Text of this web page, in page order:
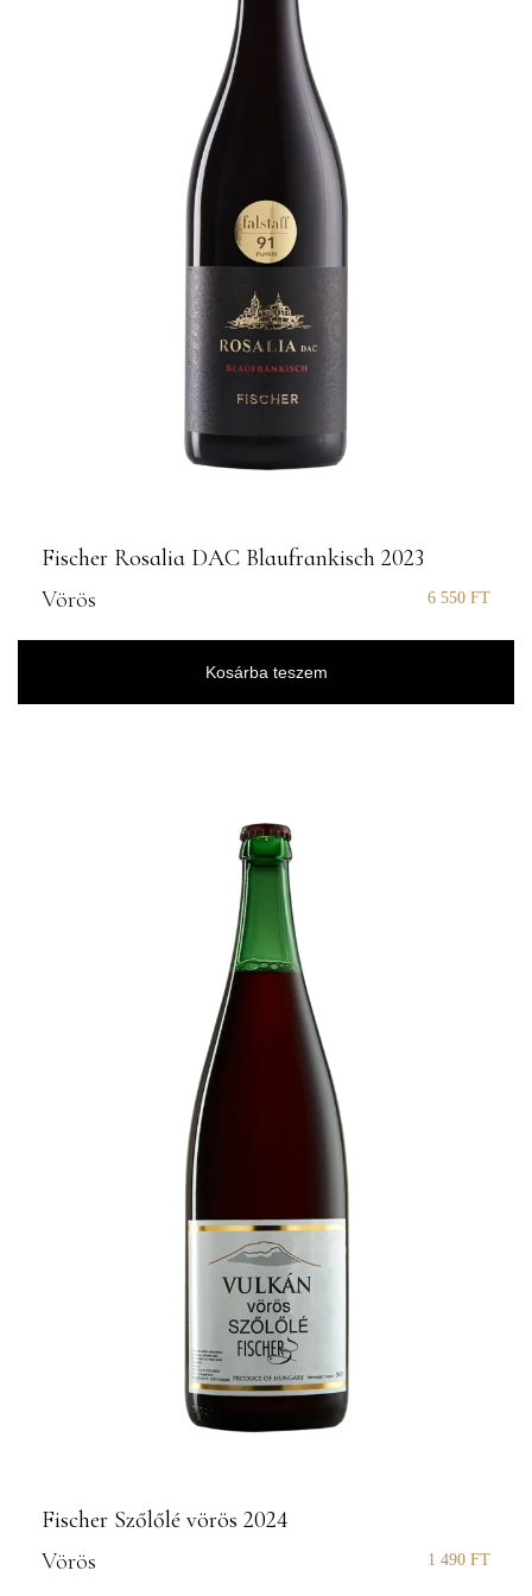
Fischer Rosalia DAC Blaufrankisch 2023
Vörös
6 550 FT
Kosárba teszem
Fischer Szőlőlé vörös 2024
Vörös
1 490 FT